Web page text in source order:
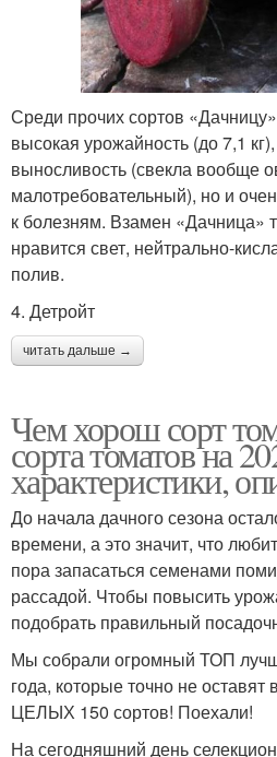
Среди прочих сортов
высокая урожайность (до 7,1
выносливость (свекла вообще
малотребовательный), но и
к болезням. Взамен «Дачница»
нравится свет, нейтрально-
полив.
4. Детройт
читать дальше →
Чем хорош сорт
сорта томатов на
характеристики,
До начала дачного сезона
времени, а это значит, что
пора запасаться семенами
рассадой. Чтобы повысить
подобрать правильный
Мы собрали огромный ТОП
года, которые точно не
ЦЕЛЫХ 150 сортов! Поехали!
На сегодняшний день